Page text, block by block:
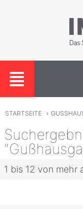
STARTSEITE ›
1 bis 12 von mehr